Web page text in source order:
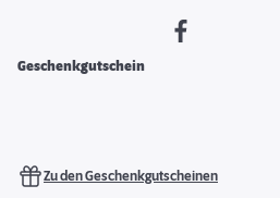
Geschenkgutschein
Zu den Geschenkgutscheinen